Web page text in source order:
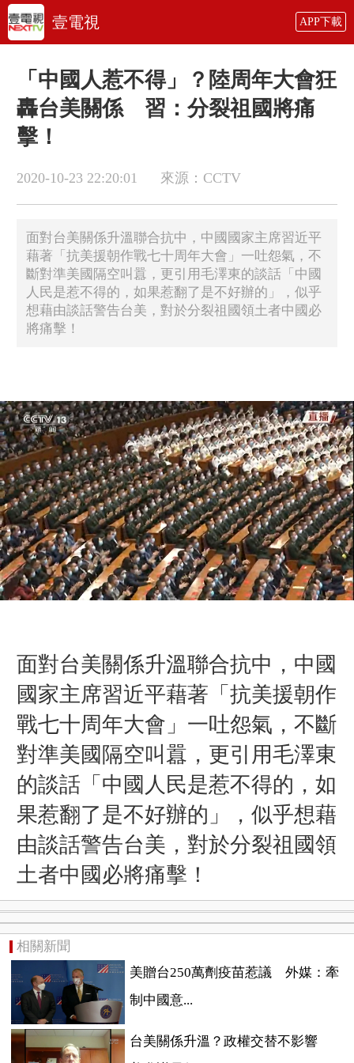
壹電視 APP下載
「中國人惹不得」？陸周年大會狂
轟台美關係 習：分裂祖國將痛
擊！
2020-10-23 22:20:01 來源：CCTV
面對台美關係升溫聯合抗中，中國國家主席習近平
藉著「抗美援朝作戰七十周年大會」一吐怨氣，不
斷對準美國隔空叫囂，更引用毛澤東的談話「中國
人民是惹不得的，如果惹翻了是不好辦的」，似乎
想藉由談話警告台美，對於分裂祖國領土者中國必
將痛擊！
面對台美關係升溫聯合抗中，中國
國家主席習近平藉著「抗美援朝作
戰七十周年大會」一吐怨氣，不斷
對準美國隔空叫囂，更引用毛澤東
的談話「中國人民是惹不得的，如
果惹翻了是不好辦的」，似乎想藉
由談話警告台美，對於分裂祖國領
土者中國必將痛擊！
相關新聞
美贈台250萬劑疫苗惹議 外媒：牽
制中國意...
台美關係升溫？政權交替不影響